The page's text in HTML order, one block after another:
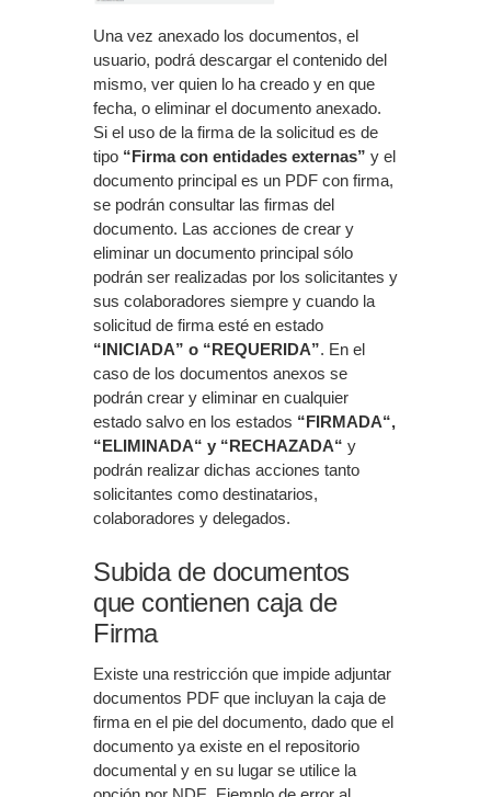
Una vez anexado los documentos, el
usuario, podrá descargar el contenido del
mismo, ver quien lo ha creado y en que
fecha, o eliminar el documento anexado.
Si el uso de la firma de la solicitud es de
tipo “Firma con entidades externas” y el
documento principal es un PDF con firma,
se podrán consultar las firmas del
documento. Las acciones de crear y
eliminar un documento principal sólo
podrán ser realizadas por los solicitantes y
sus colaboradores siempre y cuando la
solicitud de firma esté en estado
“INICIADA” o “REQUERIDA”. En el
caso de los documentos anexos se
podrán crear y eliminar en cualquier
estado salvo en los estados “FIRMADA“,
“ELIMINADA“ y “RECHAZADA“ y
podrán realizar dichas acciones tanto
solicitantes como destinatarios,
colaboradores y delegados.
Subida de documentos
que contienen caja de
Firma
Existe una restricción que impide adjuntar
documentos PDF que incluyan la caja de
firma en el pie del documento, dado que el
documento ya existe en el repositorio
documental y en su lugar se utilice la